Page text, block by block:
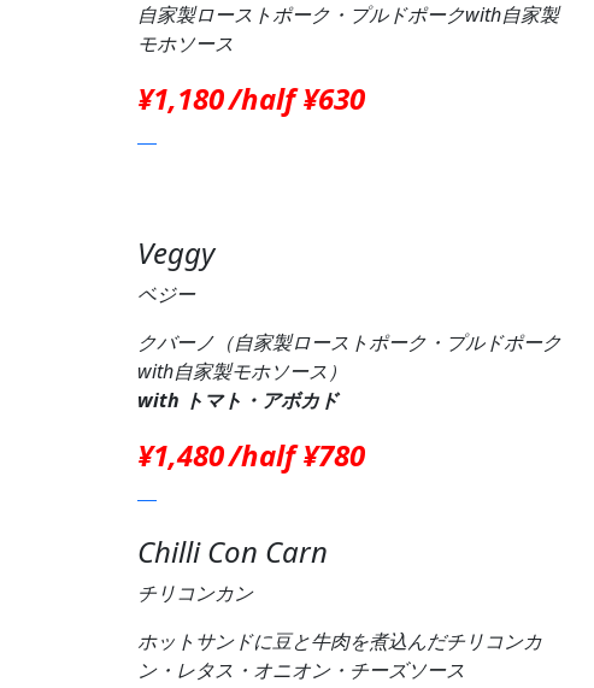
自家製ローストポーク・プルドポークwith自家製
モホソース
¥1,180/half ¥630
Veggy
ベジー
クバーノ（自家製ローストポーク・プルドポーク
with自家製モホソース）
with トマト・アボカド
¥1,480/half ¥780
Chilli Con Carn
チリコンカン
ホットサンドに豆と牛肉を煮込んだチリコンカ
ン・レタス・オニオン・チーズソース